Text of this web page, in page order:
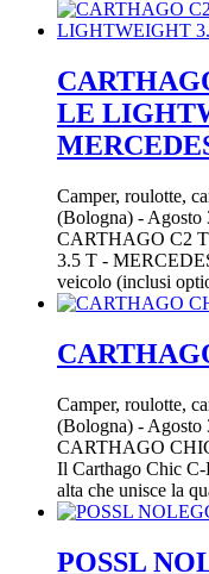
LE
Camper, roulotte,
(Bologna) - Agosto
CARTHAGO C2
3.5 T -
veicolo (inclusi
Camper, roulotte,
(Bologna) - Agosto
CARTHAGO
Il Carthago Chic C-
alta che unisce la
POSSL